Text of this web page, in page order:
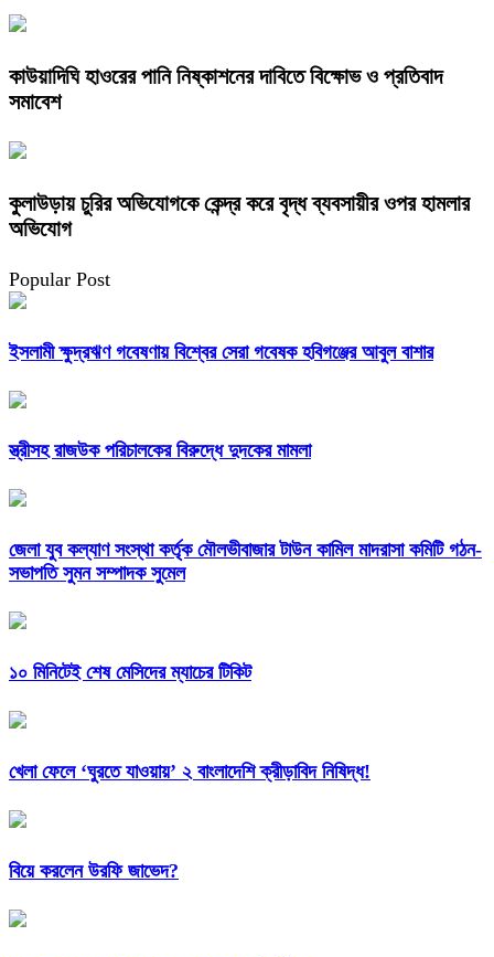
কাউয়াদিঘি হাওরের পানি নিষ্কাশনের দাবিতে বিক্ষোভ ও প্রতিবাদ
সমাবেশ
কুলাউড়ায় চুরির অভিযোগকে কেন্দ্র করে বৃদ্ধ ব্যবসায়ীর ওপর হামলার
অভিযোগ
Popular Post
ইসলামী ক্ষুদ্রঋণ গবেষণায় বিশ্বের সেরা গবেষক হবিগঞ্জের আবুল বাশার
স্ত্রীসহ রাজউক পরিচালকের বিরুদ্ধে দুদকের মামলা
জেলা যুব কল্যাণ সংস্থা কর্তৃক মৌলভীবাজার টাউন কামিল মাদরাসা কমিটি গঠন-
সভাপতি সুমন সম্পাদক সুমেল
১০ মিনিটেই শেষ মেসিদের ম্যাচের টিকিট
খেলা ফেলে ‘ঘুরতে যাওয়ায়’ ২ বাংলাদেশি ক্রীড়াবিদ নিষিদ্ধ!
বিয়ে করলেন উরফি জাভেদ?